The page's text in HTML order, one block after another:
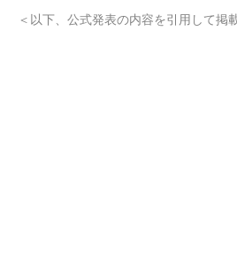
ターのハッキ
ヴァ捜査官ア
＜以下、公式発表の内容を引用して掲